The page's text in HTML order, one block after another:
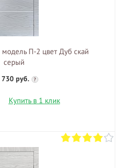
П-2 цвет Дуб скай
серый
730 руб. ?
Купить в 1 клик